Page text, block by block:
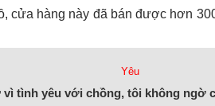
cửa hàng này đã bán được hơn
Yêu
tình yêu với chồng, tôi không ngờ